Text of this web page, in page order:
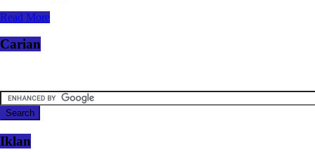
Read More
Carian
Iklan